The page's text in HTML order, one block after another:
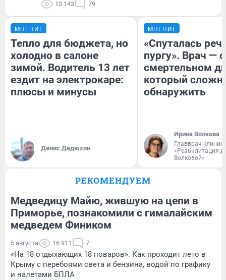
13 143 79
МНЕНИЕ
Тепло для бюджета, но
холодно в салоне
зимой. Водитель 13 лет
ездит на электрокаре:
плюсы и минусы
Денис Дедюхин
МНЕНИЕ
«Спуталась
пургу». Врач — о
смертельном
который
обнаружить
Ирина Волкова
Главврач
«Реабилитация
Волковой»
РЕКОМЕНДУЕМ
Медведицу Майю, жившую на цепи в
Приморье, познакомили с гималайским
медведем Фиником
5 августа 16 911 7
«На 18 отдыхающих 18 поваров». Как проходит лето в
Крыму с перебоями света и бензина, водой по графику
и налетами БПЛА